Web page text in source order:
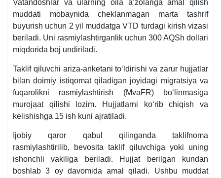
Vatandoshlar va ularning oila a’zolariga amal qilish
muddati mobaynida cheklanmagan marta tashrif
buyurish uchun 2 yil muddatga VTD turdagi kirish vizasi
beriladi. Uni rasmiylashtirganlik uchun 300 AQSh dollari
miqdorida boj undiriladi.
Taklif qiluvchi ariza-anketani toʻldirishi va zarur hujjatlar
bilan doimiy istiqomat qiladigan joyidagi migratsiya va
fuqarolikni rasmiylashtirish (MvaFR) boʻlinmasiga
murojaat qilishi lozim. Hujjatlarni koʻrib chiqish va
kelishishga 15 ish kuni ajratiladi.
Ijobiy qaror qabul qilinganda taklifnoma
rasmiylashtirilib, bevosita taklif qiluvchiga yoki uning
ishonchli vakiliga beriladi. Hujjat berilgan kundan
boshlab 3 oy davomida amal qiladi. Ushbu muddat